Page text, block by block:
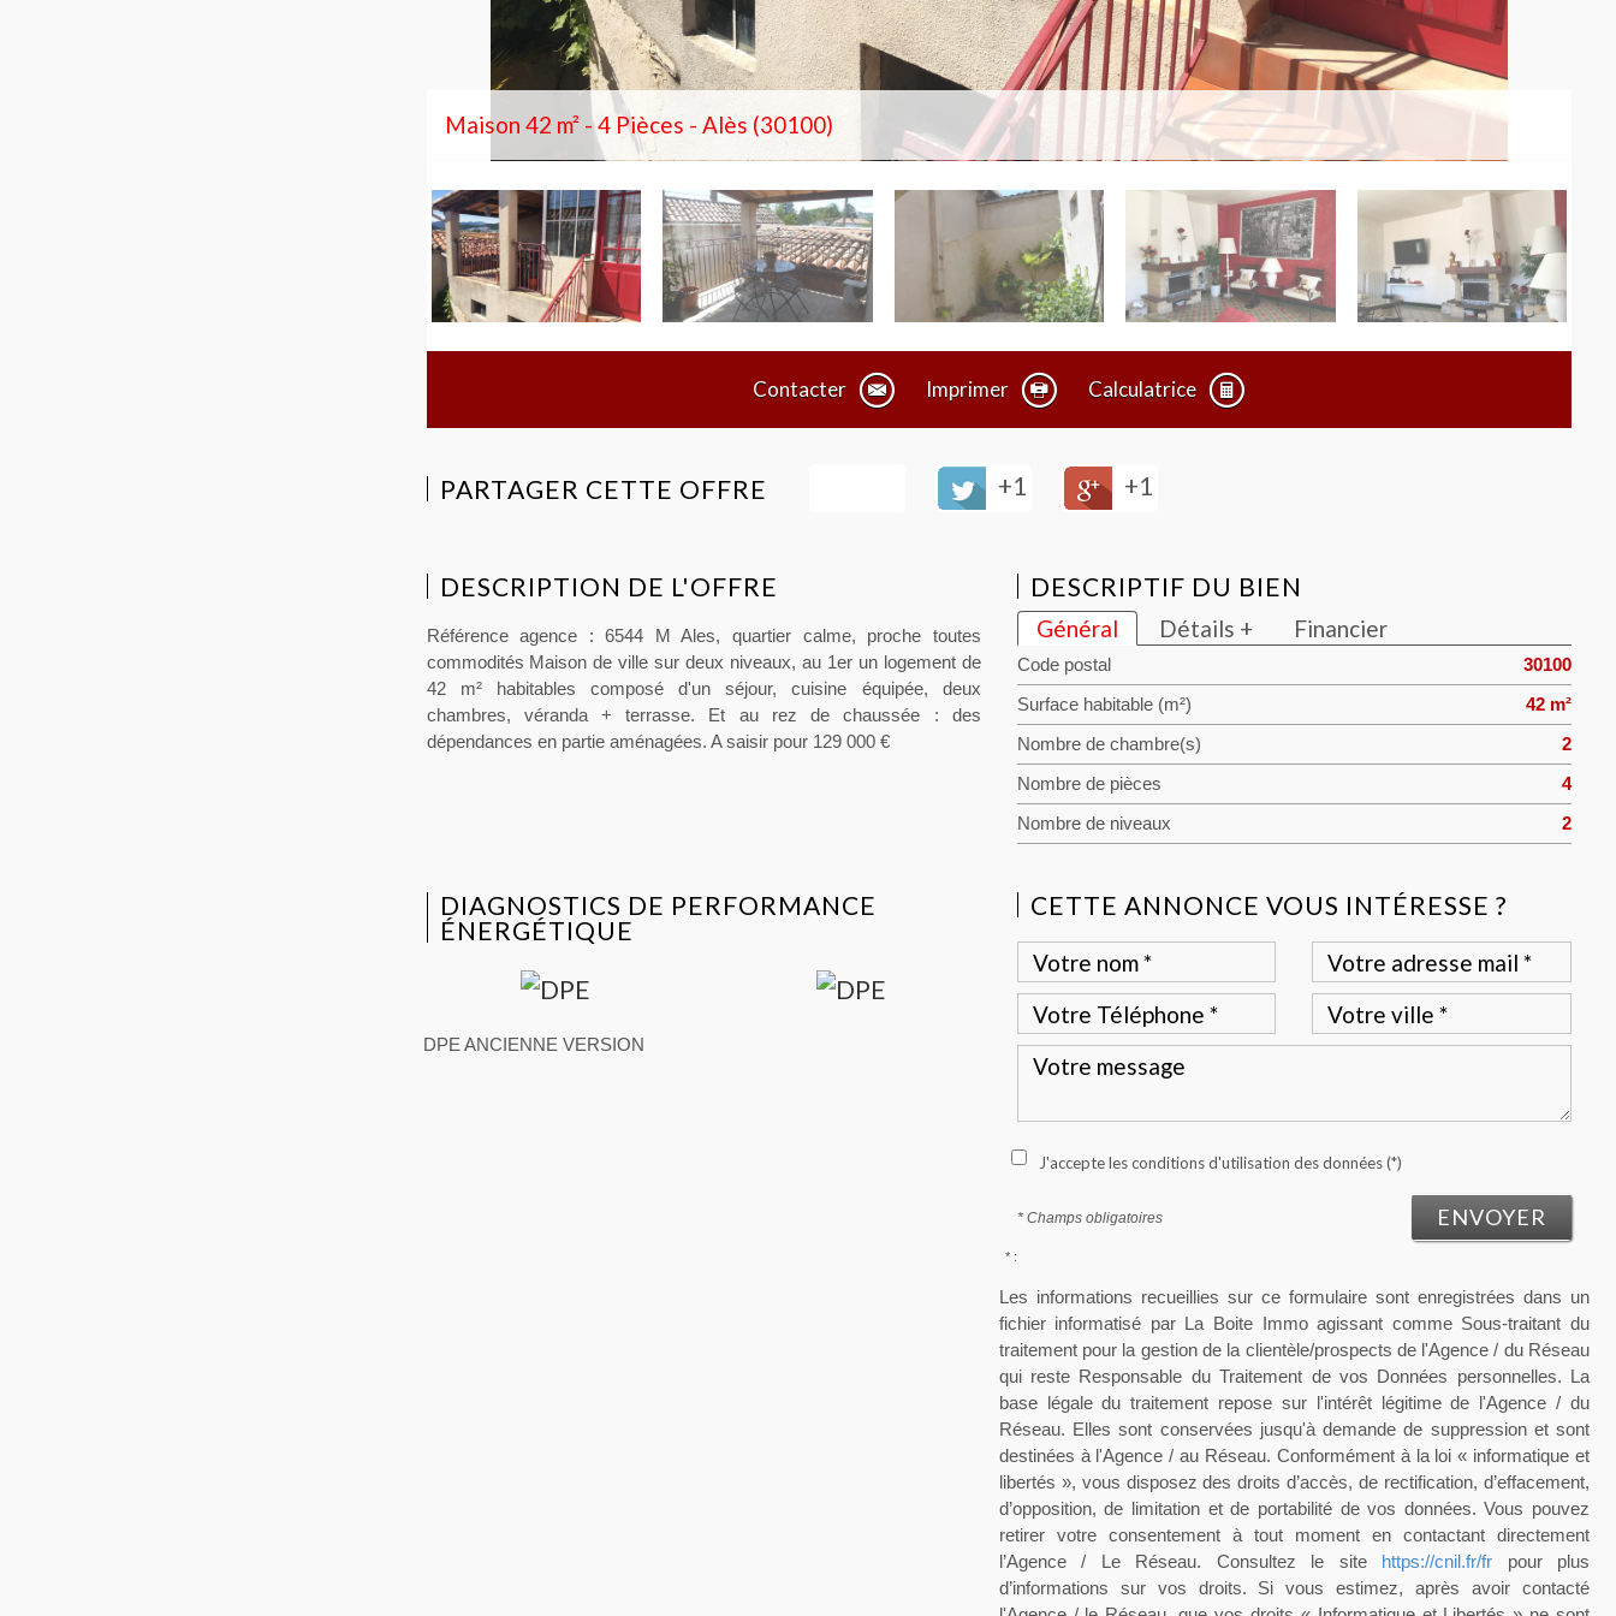
Maison 42 m² - 4 Pièces - Alès (30100)
Contacter Imprimer Calculatrice
PARTAGER CETTE OFFRE +1 +1
DESCRIPTION DE L'OFFRE
Référence agence : 6544 M Ales, quartier calme, proche toutes
commodités Maison de ville sur deux niveaux, au 1er un logement de
42 m² habitables composé d'un séjour, cuisine équipée, deux
chambres, véranda + terrasse. Et au rez de chaussée : des
dépendances en partie aménagées. A saisir pour 129 000 €
DESCRIPTIF DU BIEN
Général Détails + Financier
Code postal 30100
Surface habitable (m²) 42 m²
Nombre de chambre(s) 2
Nombre de pièces 4
Nombre de niveaux 2
DIAGNOSTICS DE PERFORMANCE
ÉNERGÉTIQUE
DPE ANCIENNE VERSION
CETTE ANNONCE VOUS INTÉRESSE ?
J'accepte les conditions d'utilisation des données (*)
* Champs obligatoires ENVOYER
* :
Les informations recueillies sur ce formulaire sont enregistrées dans un
fichier informatisé par La Boite Immo agissant comme Sous-traitant du
traitement pour la gestion de la clientèle/prospects de l'Agence / du Réseau
qui reste Responsable du Traitement de vos Données personnelles. La
base légale du traitement repose sur l'intérêt légitime de l'Agence / du
Réseau. Elles sont conservées jusqu'à demande de suppression et sont
destinées à l'Agence / au Réseau. Conformément à la loi « informatique et
libertés », vous disposez des droits d’accès, de rectification, d’effacement,
d’opposition, de limitation et de portabilité de vos données. Vous pouvez
retirer votre consentement à tout moment en contactant directement
l’Agence / Le Réseau. Consultez le site
https://cnil.fr/fr pour plus
d’informations sur vos droits. Si vous estimez, après avoir contacté